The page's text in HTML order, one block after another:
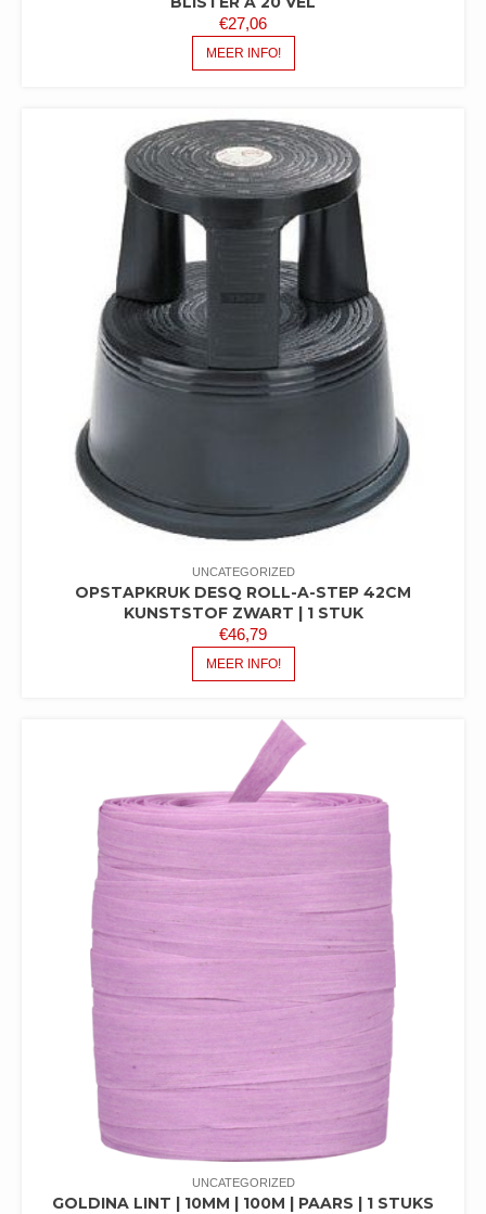
€27,06
MEER INFO!
UNCATEGORIZED
OPSTAPKRUK DESQ ROLL-A-STEP 42CM
KUNSTSTOF ZWART | 1 STUK
€46,79
MEER INFO!
UNCATEGORIZED
GOLDINA LINT | 10MM | 100M | PAARS | 1 STUKS